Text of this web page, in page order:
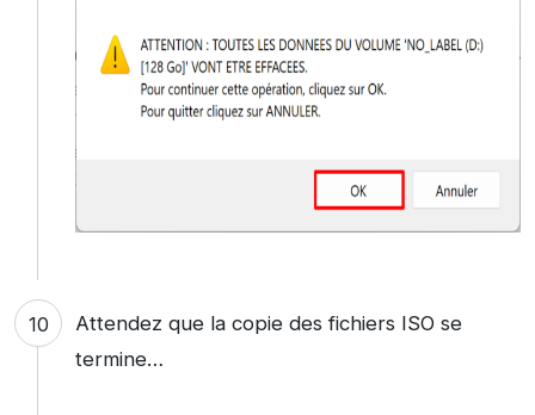
Attendez que la copie des fichiers ISO se
termine…